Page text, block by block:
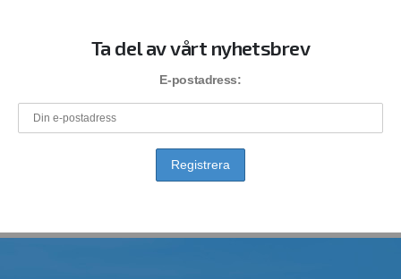
Ta del av vårt nyhetsbrev
E-postadress: